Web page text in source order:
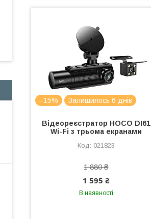
–15% Залишилось 6 днів
Відеореєстратор HOCO DI61
Wi-Fi з трьома екранами
021823
1 880 ₴
1 595 ₴
В наявності